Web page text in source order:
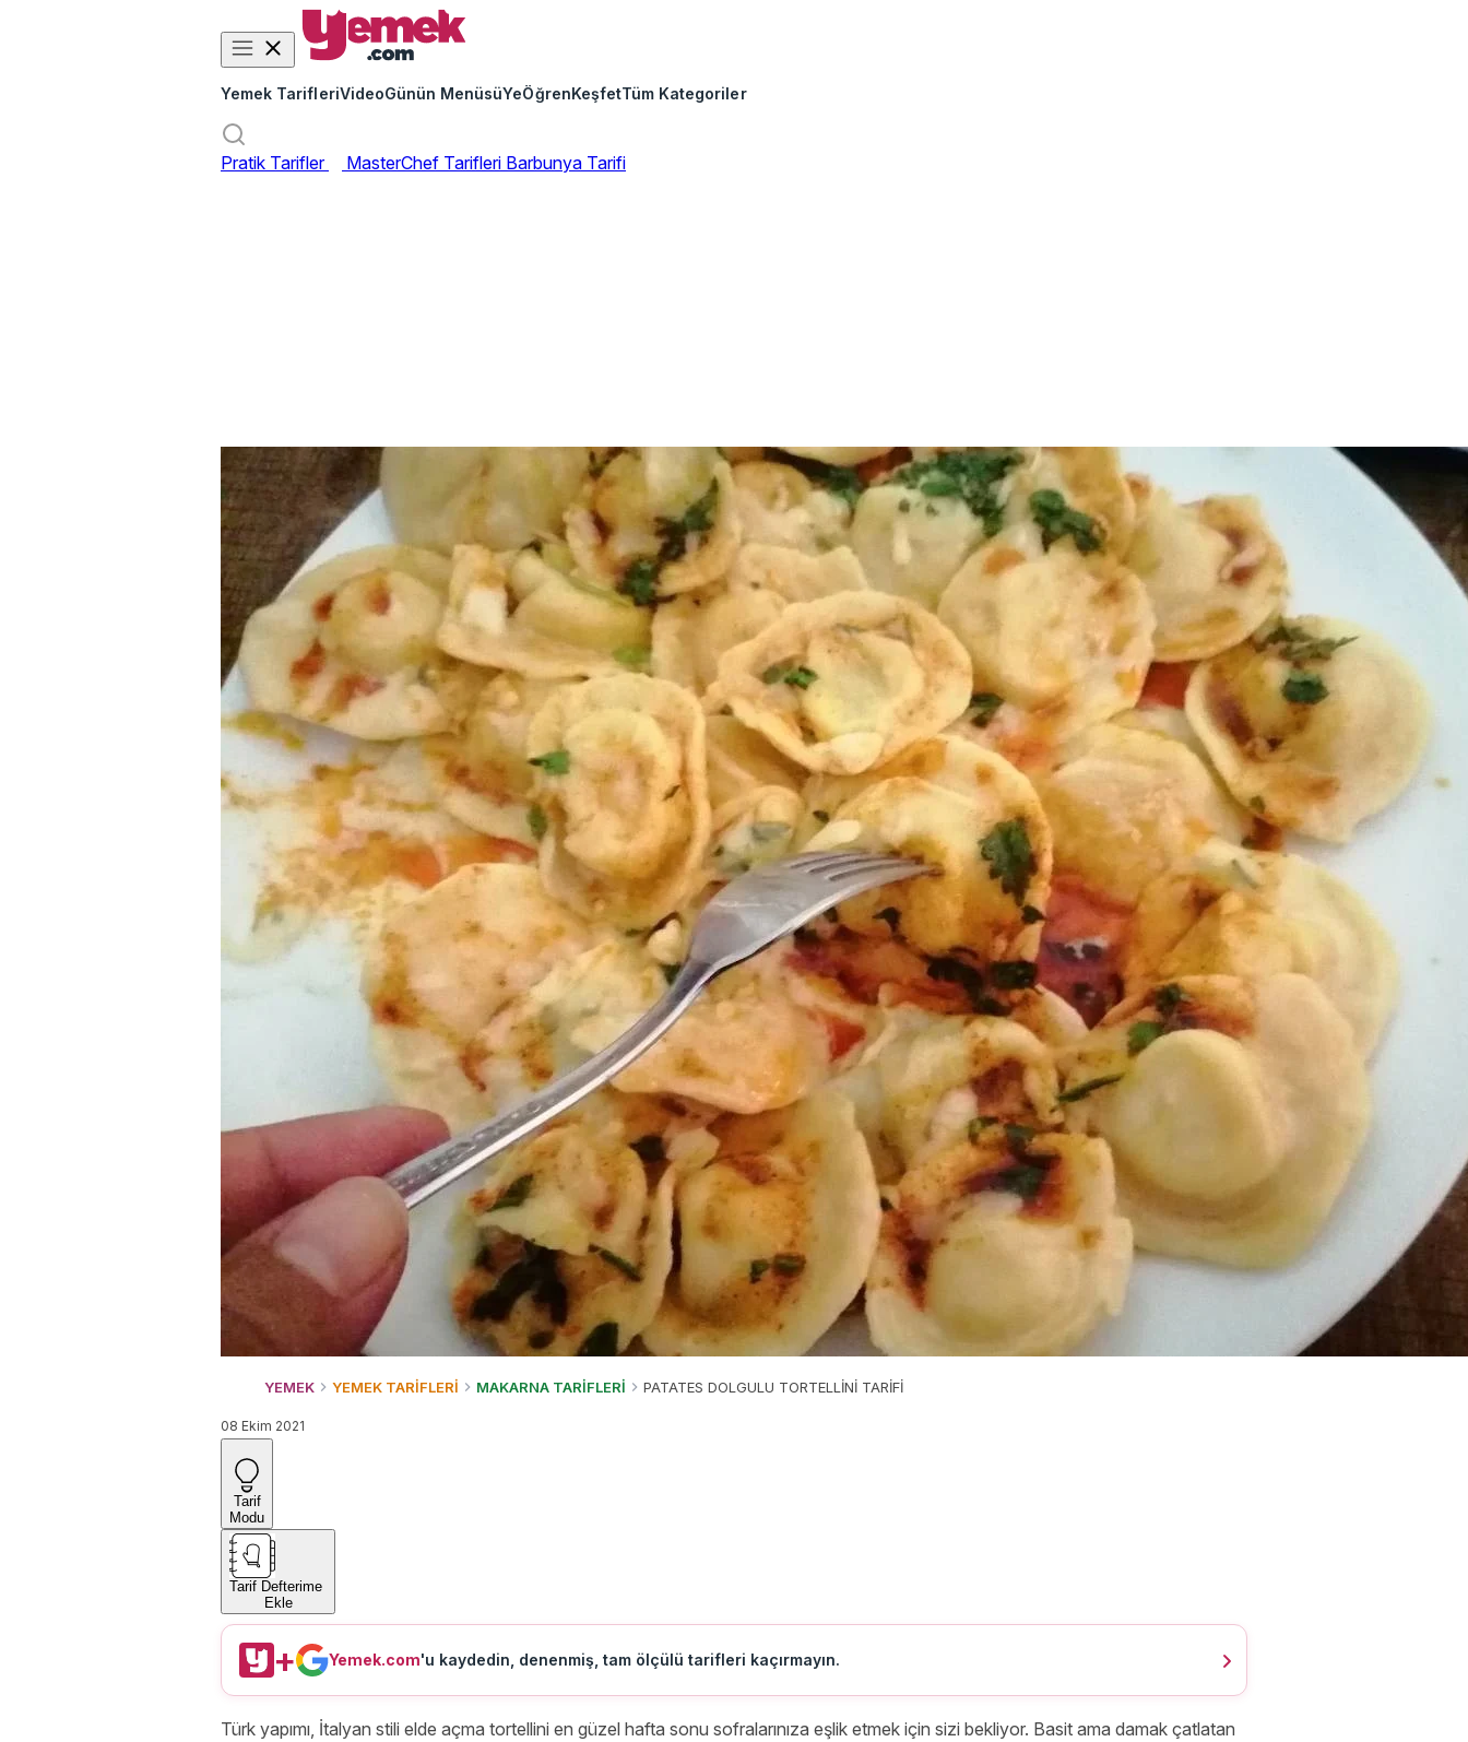
Yemek TarifleriVideoGünün MenüsüYeÖğrenKeşfetTüm Kategoriler
Pratik Tarifler MasterChef Tarifleri Barbunya Tarifi
YEMEK YEMEK TARİFLERİ MAKARNA TARİFLERİ PATATES DOLGULU TORTELLİNİ TARİFİ
08 Ekim 2021
Tarif
Modu
Tarif Defterime
Ekle
+ Yemek.com'u kaydedin, denenmiş, tam ölçülü tarifleri kaçırmayın.
Türk yapımı, İtalyan stili elde açma tortellini en güzel hafta sonu sofralarınıza eşlik etmek için sizi bekliyor. Basit ama damak çatlatan